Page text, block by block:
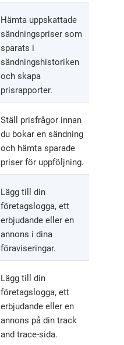
Hämta uppskattade
sändningspriser som
sparats i
sändningshistoriken
och skapa
prisrapporter.
Ställ prisfrågor innan
du bokar en sändning
och hämta sparade
priser för uppföljning.
Lägg till din
företagslogga, ett
erbjudande eller en
annons i dina
föraviseringar.
Lägg till din
företagslogga, ett
erbjudande eller en
annons på din track
and trace-sida.